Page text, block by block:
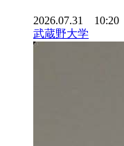
2026.07.31 10:20
武蔵野大学